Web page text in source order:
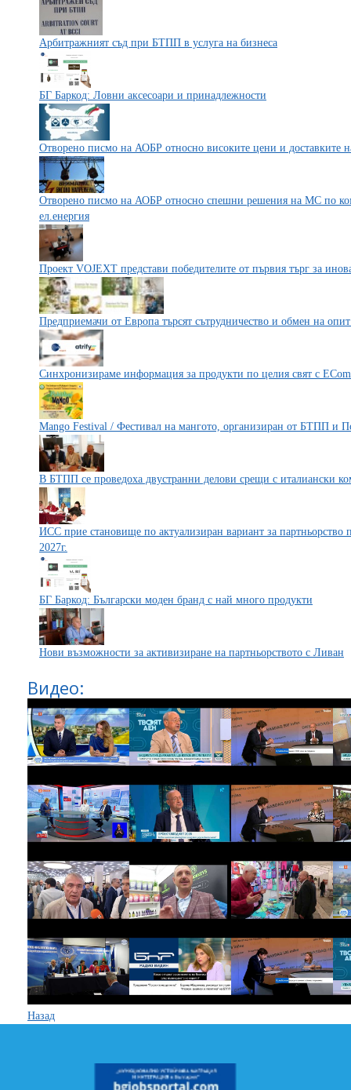
Арбитражният съд при БТПП в услуга на бизнеса
БГ Баркод: Ловни аксесоари и принадлежности
Отворено писмо на АОБР относно високите цени и доставките
Отворено писмо на АОБР относно спешни решения на МС по
ел.енергия
Проект VOJEXT представи победителите от първия търг за
Предприемачи от Европа търсят сътрудничество и обмен на
Синхронизираме информация за продукти по целия свят с
Mango Festival / Фестивал на мангото, организиран от БТПП и
В БТПП се проведоха двустранни делови срещи с италиански
ИСС прие становище по актуализиран вариант за партньорство
2027г.
БГ Баркод: Български моден бранд с най много продукти
Нови възможности за активизиране на партньорството с Ливан
Видео:
Назад